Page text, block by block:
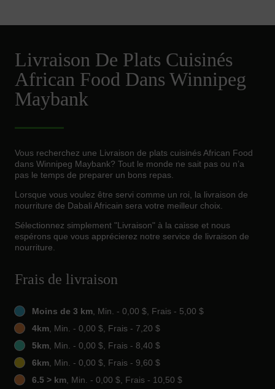
Livraison De Plats Cuisinés
African Food Dans Winnipeg
Maybank
Vous recherchez une Livraison de plats cuisinés African Food
dans Winnipeg Maybank? Tout le monde ne sait pas ou n’a
pas le temps de preparer un bons repas.
Lorsque vous voulez être servi comme un roi, la livraison de
nourriture de Dabali Africain sera votre meilleur choix.
Sélectionnez simplement "Livraison" à la caisse et nous
espérons que vous apprécierez notre service de livraison de
nourriture.
Frais de livraison
Moins de 3 km, Min. - 0,00 $, Frais - 5,00 $
4km, Min. - 0,00 $, Frais - 7,20 $
5km, Min. - 0,00 $, Frais - 8,40 $
6km, Min. - 0,00 $, Frais - 9,60 $
6.5 > km, Min. - 0,00 $, Frais - 10,50 $